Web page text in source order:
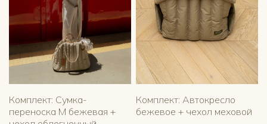
Комплект: Сумка-
переноска M бежевая +
Комплект: Автокресло
бежевое + чехол меховой